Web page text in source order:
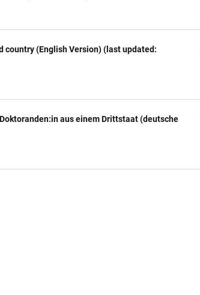
(English Version) (last updated:
aus einem Drittstaat (deutsche